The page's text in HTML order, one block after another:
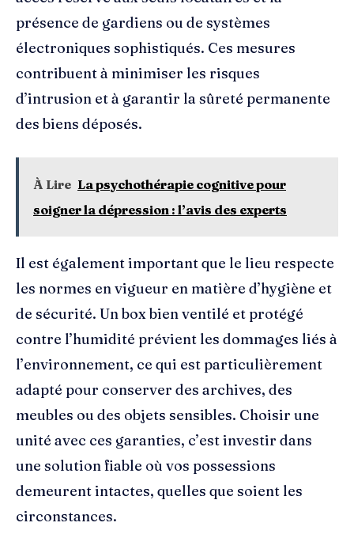
présence de gardiens ou de systèmes
électroniques sophistiqués. Ces mesures
contribuent à minimiser les risques
d’intrusion et à garantir la sûreté permanente
des biens déposés.
À Lire La psychothérapie cognitive pour
soigner la dépression : l’avis des experts
Il est également important que le lieu respecte
les normes en vigueur en matière d’hygiène et
de sécurité. Un box bien ventilé et protégé
contre l’humidité prévient les dommages liés à
l’environnement, ce qui est particulièrement
adapté pour conserver des archives, des
meubles ou des objets sensibles. Choisir une
unité avec ces garanties, c’est investir dans
une solution fiable où vos possessions
demeurent intactes, quelles que soient les
circonstances.